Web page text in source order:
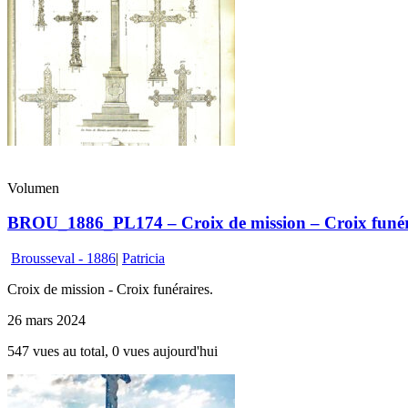
Volumen
BROU_1886_PL174 – Croix de mission – Croix
Brousseval - 1886| Patricia
Croix de mission - Croix funéraires.
26 mars 2024
547 vues au total, 0 vues aujourd'hui